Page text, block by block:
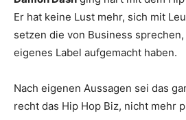
Er hat keine Lust mehr, sich mit
setzen die von Business
eigenes Label aufgemacht haben.
Nach eigenen Aussagen sei das
recht das Hip Hop Biz, nicht mehr